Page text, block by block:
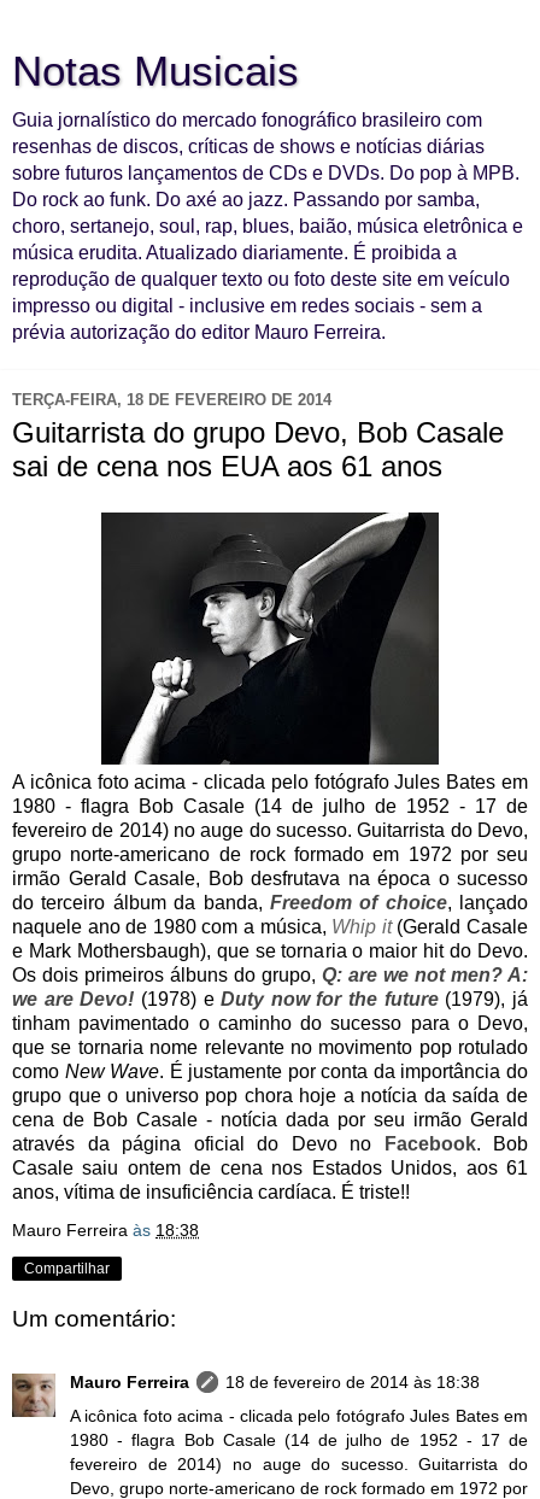
Notas Musicais
Guia jornalístico do mercado fonográfico brasileiro com
resenhas de discos, críticas de shows e notícias diárias
sobre futuros lançamentos de CDs e DVDs. Do pop à MPB.
Do rock ao funk. Do axé ao jazz. Passando por samba,
choro, sertanejo, soul, rap, blues, baião, música eletrônica e
música erudita. Atualizado diariamente. É proibida a
reprodução de qualquer texto ou foto deste site em veículo
impresso ou digital - inclusive em redes sociais - sem a
prévia autorização do editor Mauro Ferreira.
TERÇA-FEIRA, 18 DE FEVEREIRO DE 2014
Guitarrista do grupo Devo, Bob Casale
sai de cena nos EUA aos 61 anos
A icônica foto acima - clicada pelo fotógrafo Jules Bates em
1980 - flagra Bob Casale (14 de julho de 1952 - 17 de
fevereiro de 2014) no auge do sucesso. Guitarrista do Devo,
grupo norte-americano de rock formado em 1972 por seu
irmão Gerald Casale, Bob desfrutava na época o sucesso
do terceiro álbum da banda, Freedom of choice, lançado
naquele ano de 1980 com a música, Whip it(Gerald Casale
e Mark Mothersbaugh), que se tornaria o maior hit do Devo.
Os dois primeiros álbuns do grupo, Q: are we not men? A:
we are Devo! (1978) eDuty now for the future(1979), já
tinham pavimentado o caminho do sucesso para o Devo,
que se tornaria nome relevante no movimento pop rotulado
como New Wave. É justamente por conta da importância do
grupo que o universo pop chora hoje a notícia da saída de
cena de Bob Casale - notícia dada por seu irmão Gerald
através da página oficial do Devo no
Facebook. Bob
Casale saiu ontem de cena nos Estados Unidos, aos 61
anos, vítima de insuficiência cardíaca. É triste!!
Mauro Ferreira às 18:38
Compartilhar
Um comentário:
Mauro Ferreira
18 de fevereiro de 2014 às 18:38
A icônica foto acima - clicada pelo fotógrafo Jules Bates em
1980 - flagra Bob Casale (14 de julho de 1952 - 17 de
fevereiro de 2014) no auge do sucesso. Guitarrista do
Devo, grupo norte-americano de rock formado em 1972 por